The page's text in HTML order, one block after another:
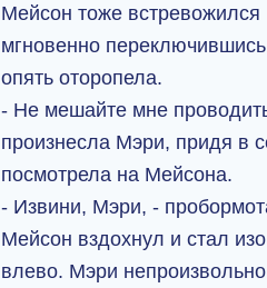
Мейсон тоже встревожился
мгновенно
опять оторопела.
- Не мешайте мне
произнесла Мэри, придя в
посмотрела на Мейсона.
- Извини, Мэри, -
Мейсон вздохнул и стал
влево. Мэри